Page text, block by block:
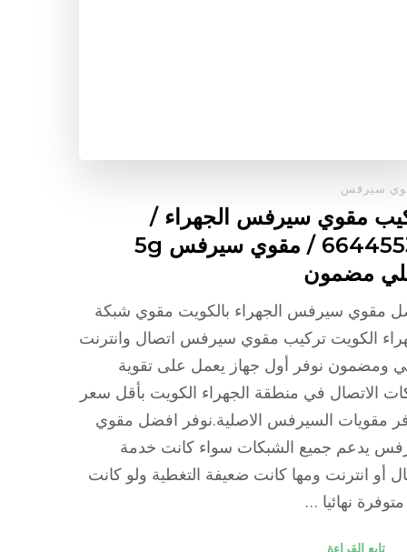
سيرفس
مقوي سيرفس الجهراء /
66445532 / مقوي سيرفس 5g
مضمون
مقوي سيرفس الجهراء بالكويت مقوي شبكة
الكويت تركيب مقوي سيرفس اتصال وانترنت
ومضمون نوفر أول جهاز يعمل على تقوية
الاتصال في منطقة الجهراء الكويت بأقل سعر
مقويات السيرفس الاصلية.نوفر افضل مقوي
يدعم جميع الشبكات سواء كانت خدمة
أو انترنت ومها كانت ضعيفة التغطية ولو كانت
نهائيا …
تابع القراءة